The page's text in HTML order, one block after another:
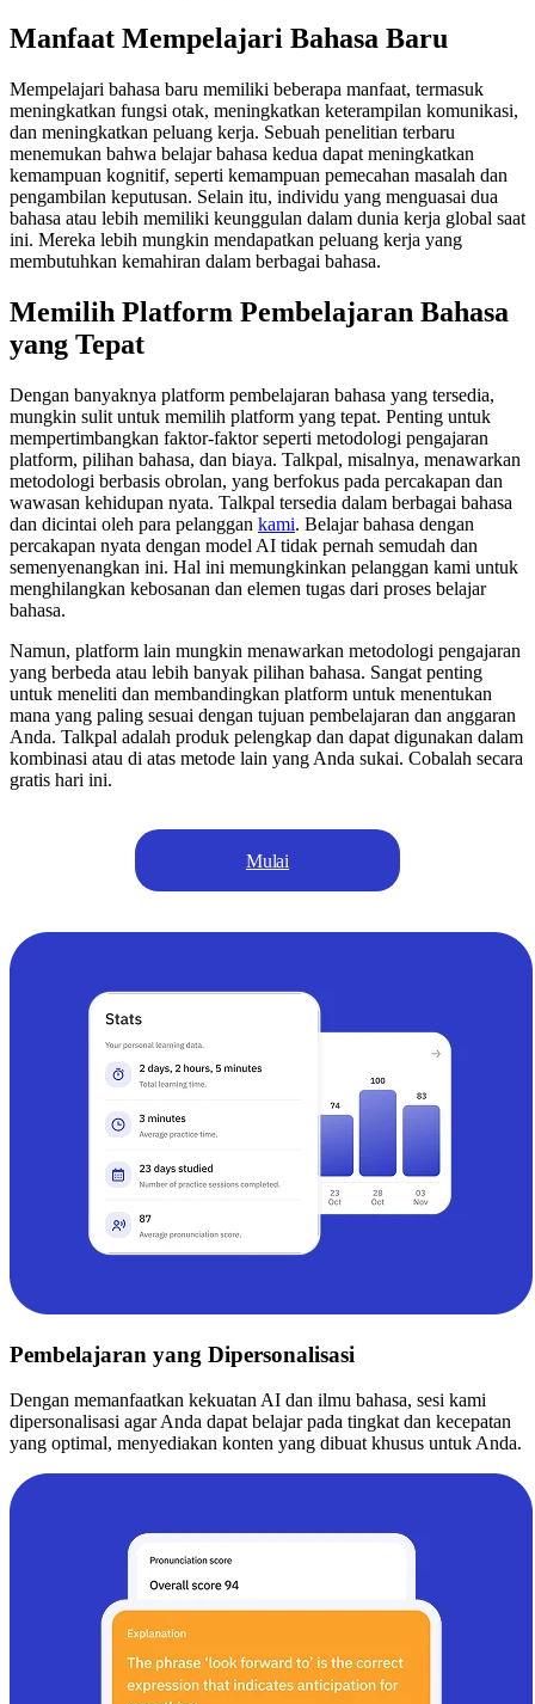
Manfaat Mempelajari Bahasa Baru
Mempelajari bahasa baru memiliki beberapa manfaat, termasuk
meningkatkan fungsi otak, meningkatkan keterampilan komunikasi,
dan meningkatkan peluang kerja. Sebuah penelitian terbaru
menemukan bahwa belajar bahasa kedua dapat meningkatkan
kemampuan kognitif, seperti kemampuan pemecahan masalah dan
pengambilan keputusan. Selain itu, individu yang menguasai dua
bahasa atau lebih memiliki keunggulan dalam dunia kerja global saat
ini. Mereka lebih mungkin mendapatkan peluang kerja yang
membutuhkan kemahiran dalam berbagai bahasa.
Memilih Platform Pembelajaran Bahasa
yang Tepat
Dengan banyaknya platform pembelajaran bahasa yang tersedia,
mungkin sulit untuk memilih platform yang tepat. Penting untuk
mempertimbangkan faktor-faktor seperti metodologi pengajaran
platform, pilihan bahasa, dan biaya. Talkpal, misalnya, menawarkan
metodologi berbasis obrolan, yang berfokus pada percakapan dan
wawasan kehidupan nyata. Talkpal tersedia dalam berbagai bahasa
dan dicintai oleh para pelanggan kami. Belajar bahasa dengan
percakapan nyata dengan model AI tidak pernah semudah dan
semenyenangkan ini. Hal ini memungkinkan pelanggan kami untuk
menghilangkan kebosanan dan elemen tugas dari proses belajar
bahasa.
Namun, platform lain mungkin menawarkan metodologi pengajaran
yang berbeda atau lebih banyak pilihan bahasa. Sangat penting
untuk meneliti dan membandingkan platform untuk menentukan
mana yang paling sesuai dengan tujuan pembelajaran dan anggaran
Anda. Talkpal adalah produk pelengkap dan dapat digunakan dalam
kombinasi atau di atas metode lain yang Anda sukai. Cobalah secara
gratis hari ini.
Mulai
Pembelajaran yang Dipersonalisasi
Dengan memanfaatkan kekuatan AI dan ilmu bahasa, sesi kami
dipersonalisasi agar Anda dapat belajar pada tingkat dan kecepatan
yang optimal, menyediakan konten yang dibuat khusus untuk Anda.